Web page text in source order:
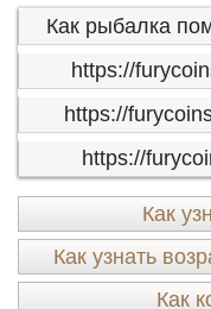
Как рыбалка
https://
https://
https://
Как
Как узнать
Как